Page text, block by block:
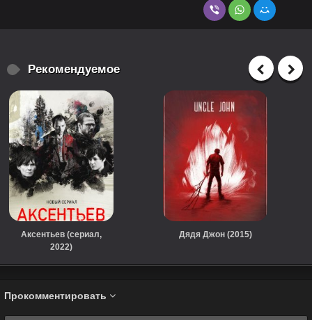
Рекомендуемое
Аксентьев (сериал,
2022)
Дядя Джон (2015)
Прокомментировать